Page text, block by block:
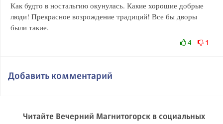
Как будто в ностальгию окунулась. Какие хорошие добрые
люди! Прекрасное возрождение традиций! Все бы дворы
были такие.
4 1
Добавить комментарий
Читайте Вечерний Магнитогорск в социальных